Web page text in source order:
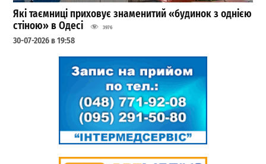
Які таємниці приховує знаменитий «будинок з однією
стіною» в Одесі
3976
30-07-2026 в 19:58